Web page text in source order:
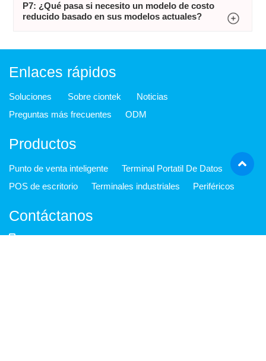
P7: ¿Qué pasa si necesito un modelo de costo
reducido basado en sus modelos actuales?
Enlaces rápidos
Soluciones Sobre ciontek
Noticias
Preguntas más frecuentes
ODM
Productos
Punto de venta inteligente
Terminal Portatil De Datos
POS de escritorio
Terminales industriales Periféricos
Contáctanos